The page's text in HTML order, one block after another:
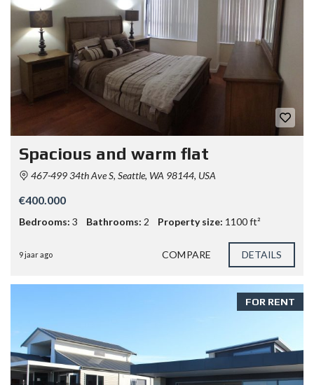
Spacious and warm flat
467-499 34th Ave S, Seattle, WA 98144, USA
€400.000
Bedrooms: 3 Bathrooms: 2 Property size: 1100 ft²
9 jaar ago COMPARE DETAILS
FOR RENT